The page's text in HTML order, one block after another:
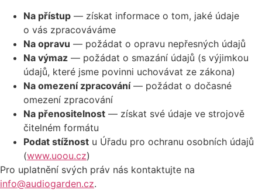
Na přístup — získat informace o tom, jaké údaje
o vás zpracováváme
Na opravu — požádat o opravu nepřesných údajů
Na výmaz — požádat o smazání údajů (s výjimkou
údajů, které jsme povinni uchovávat ze zákona)
Na omezení zpracování— požádat o dočasné
omezení zpracování
Na přenositelnost — získat své údaje ve strojově
čitelném formátu
Podat stížnost u Úřadu pro ochranu osobních údajů
(www.uoou.cz)
Pro uplatnění svých práv nás kontaktujte na
info@audiogarden.cz.